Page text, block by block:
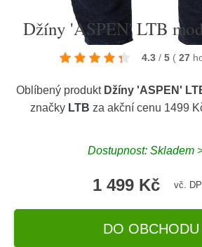
Džíny 'ASPEN' LTB
4.3 / 5 ( 27
Oblíbený produkt Džíny 'ASPEN'
značky LTB za akční cenu 1499
Dostupnost: Skladem
1 499 Kč vč.
DO